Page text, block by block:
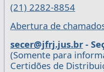
(21) 2282-8854
Abertura de
secer@jfrj.jus.br -
(Somente para
Certidões de